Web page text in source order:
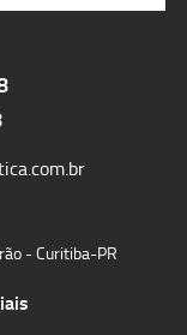
- Curitiba-PR